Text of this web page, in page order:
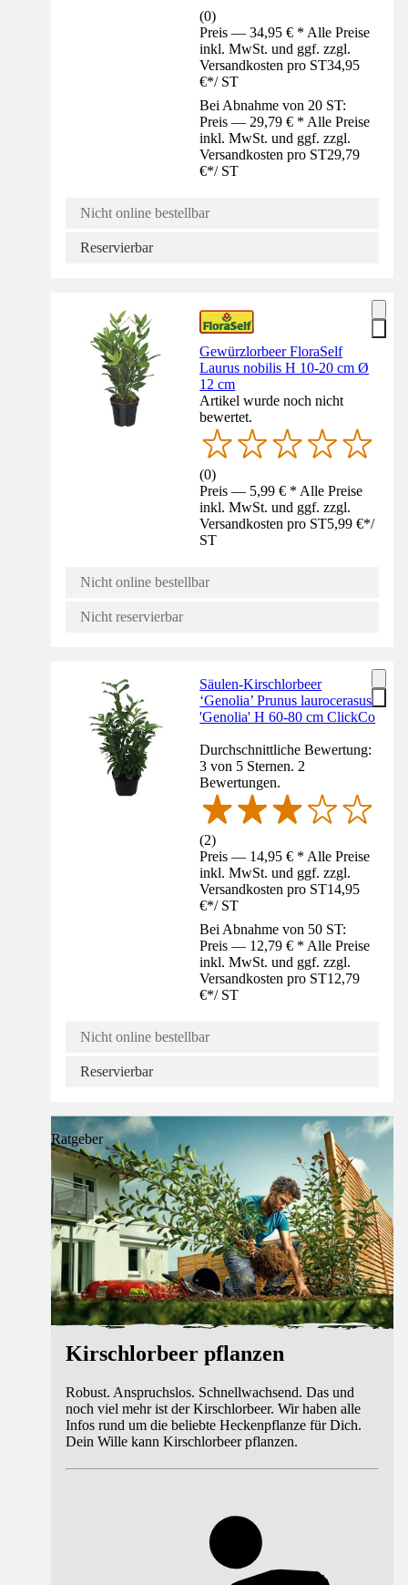
(0)
Preis — 34,95 € * Alle Preise
inkl. MwSt. und ggf. zzgl.
Versandkosten pro ST34,95
€*/ ST
Bei Abnahme von 20 ST:
Preis — 29,79 € * Alle Preise
inkl. MwSt. und ggf. zzgl.
Versandkosten pro ST29,79
€*/ ST
Nicht online bestellbar
Reservierbar
Gewürzlorbeer FloraSelf
Laurus nobilis H 10-20 cm Ø
12 cm
Artikel wurde noch nicht
bewertet.
(0)
Preis — 5,99 € * Alle Preise
inkl. MwSt. und ggf. zzgl.
Versandkosten pro ST5,99 €*/
ST
Nicht online bestellbar
Nicht reservierbar
Säulen-Kirschlorbeer
‘Genolia’ Prunus laurocerasus
'Genolia' H 60-80 cm ClickCo
Durchschnittliche Bewertung:
3 von 5 Sternen. 2
Bewertungen.
(2)
Preis — 14,95 € * Alle Preise
inkl. MwSt. und ggf. zzgl.
Versandkosten pro ST14,95
€*/ ST
Bei Abnahme von 50 ST:
Preis — 12,79 € * Alle Preise
inkl. MwSt. und ggf. zzgl.
Versandkosten pro ST12,79
€*/ ST
Nicht online bestellbar
Reservierbar
Ratgeber
Kirschlorbeer pflanzen
Robust. Anspruchslos. Schnellwachsend. Das und
noch viel mehr ist der Kirschlorbeer. Wir haben alle
Infos rund um die beliebte Heckenpflanze für Dich.
Dein Wille kann Kirschlorbeer pflanzen.